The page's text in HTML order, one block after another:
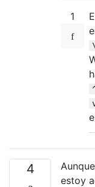
1
4
estoy